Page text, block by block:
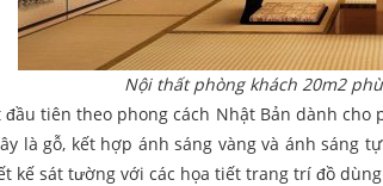
Nội thất phòng khách 20m2
tiên theo phong cách Nhật Bản dành
là gỗ, kết hợp ánh sáng vàng và ánh sáng
kế sát tường với các họa tiết trang trí đồ